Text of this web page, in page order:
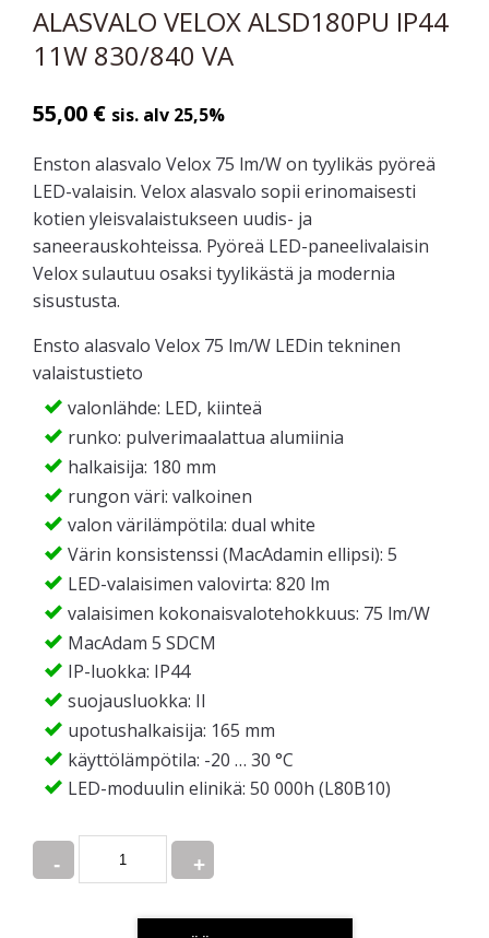
ALASVALO VELOX ALSD180PU IP44
11W 830/840 VA
55,00 € sis. alv 25,5%
Enston alasvalo Velox 75 lm/W on tyylikäs pyöreä
LED-valaisin. Velox alasvalo sopii erinomaisesti
kotien yleisvalaistukseen uudis- ja
saneerauskohteissa. Pyöreä LED-paneelivalaisin
Velox sulautuu osaksi tyylikästä ja modernia
sisustusta.
Ensto alasvalo Velox 75 lm/W LEDin tekninen
valaistustieto
valonlähde: LED, kiinteä
runko: pulverimaalattua alumiinia
halkaisija: 180 mm
rungon väri: valkoinen
valon värilämpötila: dual white
Värin konsistenssi (MacAdamin ellipsi): 5
LED-valaisimen valovirta: 820 lm
valaisimen kokonaisvalotehokkuus: 75 lm/W
MacAdam 5 SDCM
IP-luokka: IP44
suojausluokka: II
upotushalkaisija: 165 mm
käyttölämpötila: -20 … 30 °C
LED-moduulin elinikä: 50 000h (L80B10)
Quantity